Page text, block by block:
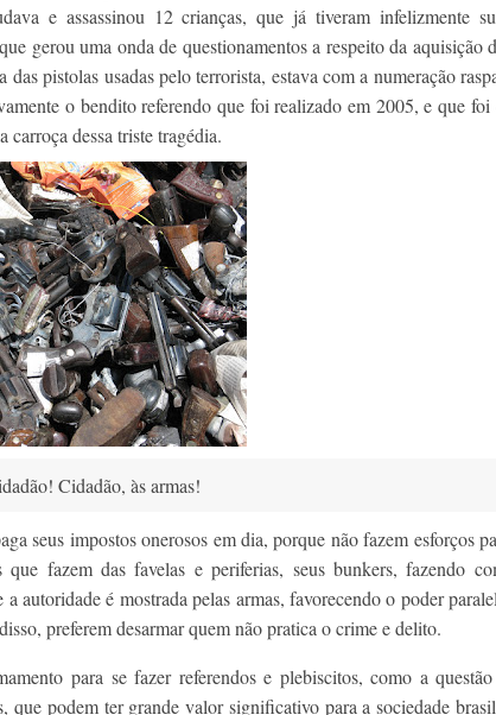
e assassinou 12 crianças, que já tiveram infelizmente
gerou uma onda de questionamentos a respeito da aquisição
pistolas usadas pelo terrorista, estava com a numeração
o bendito referendo que foi realizado em 2005, e que
dessa triste tragédia.
Cidadão, às armas!
seus impostos onerosos em dia, porque não fazem esforços
fazem das favelas e periferias, seus bunkers, fazendo
autoridade é mostrada pelas armas, favorecendo o poder
preferem desarmar quem não pratica o crime e delito.
para se fazer referendos e plebiscitos, como a
podem ter grande valor significativo para a sociedade